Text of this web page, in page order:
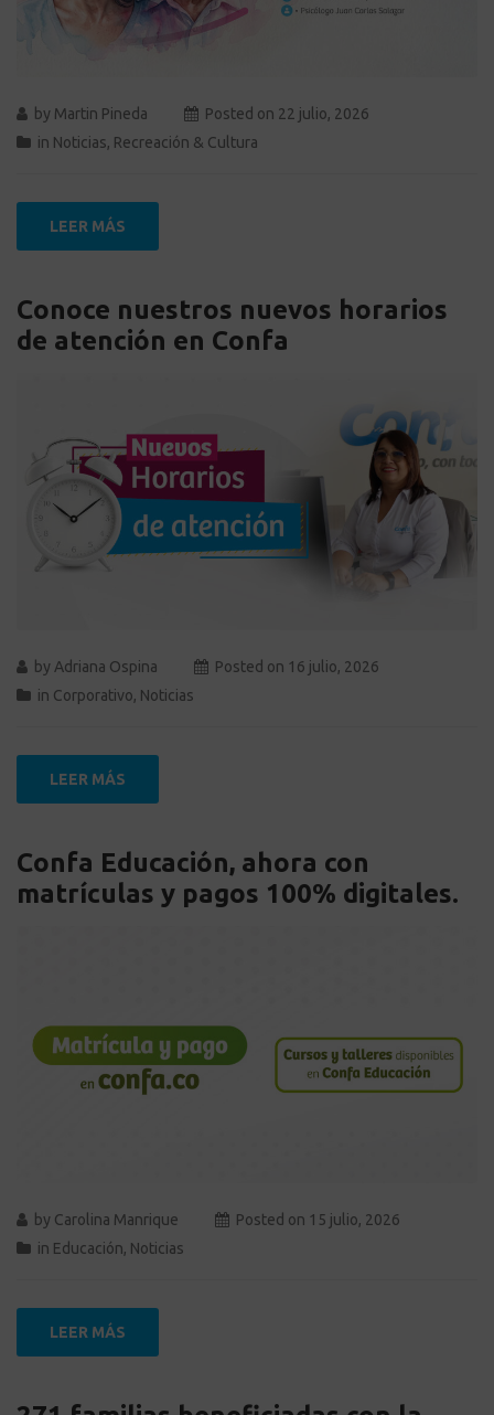
by Martin Pineda Posted on 22 julio, 2026
in Noticias, Recreación & Cultura
LEER MÁS
Conoce nuestros nuevos horarios
de atención en Confa
by Adriana Ospina Posted on 16 julio, 2026
in Corporativo, Noticias
LEER MÁS
Confa Educación, ahora con
matrículas y pagos 100% digitales.
by Carolina Manrique Posted on 15 julio, 2026
in Educación, Noticias
LEER MÁS